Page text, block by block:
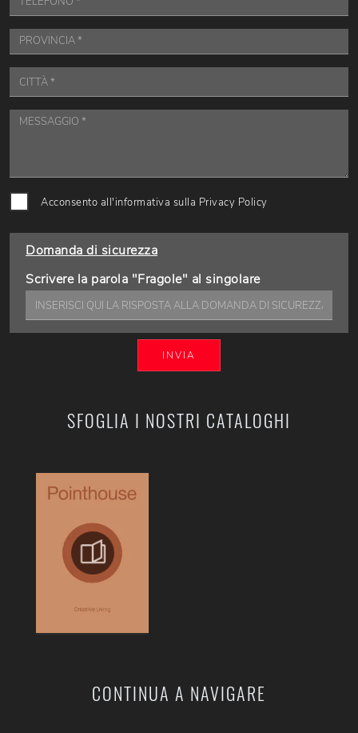
SFOGLIA I NOSTRI CATALOGHI
CONTINUA A NAVIGARE
Acconsento all'informativa sulla Privacy Policy
Domanda di sicurezza
Scrivere la parola "Fragole" al singolare
INVIA